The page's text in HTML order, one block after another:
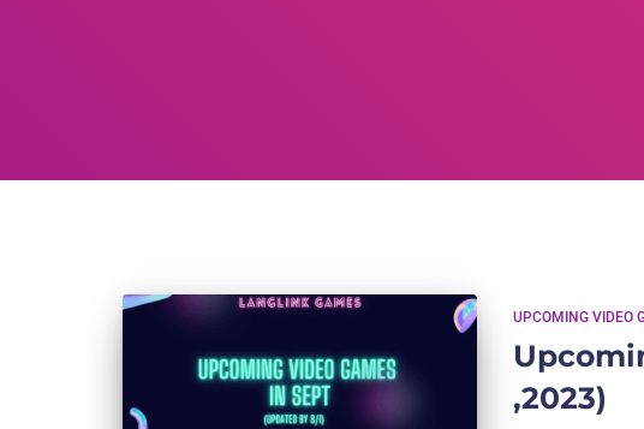
UPCOMING VIDEO
,2023)